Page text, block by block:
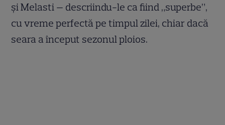
și Melasti — descriindu-le ca fiind „superbe”,
cu vreme perfectă pe timpul zilei, chiar dacă
seara a început sezonul ploios.